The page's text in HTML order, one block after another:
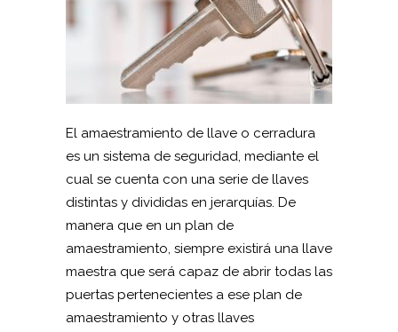
El amaestramiento de llave o cerradura
es un sistema de seguridad, mediante el
cual se cuenta con una serie de llaves
distintas y divididas en jerarquías. De
manera que en un plan de
amaestramiento, siempre existirá una llave
maestra que será capaz de abrir todas las
puertas pertenecientes a ese plan de
amaestramiento y otras llaves